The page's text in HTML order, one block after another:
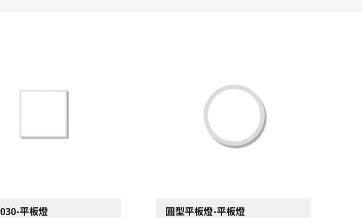
平板燈 圓型平板燈-平板燈